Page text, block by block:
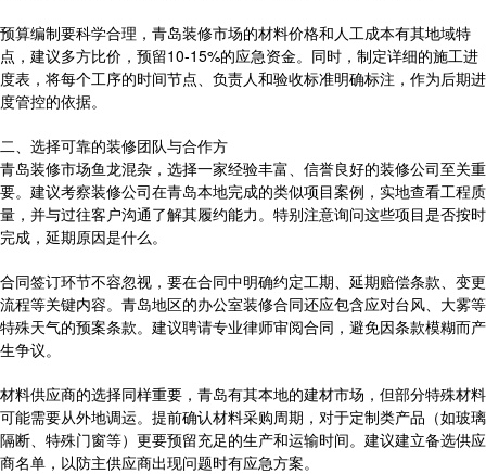
预算编制要科学合理，青岛装修市场的材料价格和人工成本有其地域特
点，建议多方比价，预留10-15%的应急资金。同时，制定详细的施工进
度表，将每个工序的时间节点、负责人和验收标准明确标注，作为后期进
度管控的依据。
二、选择可靠的装修团队与合作方
青岛装修市场鱼龙混杂，选择一家经验丰富、信誉良好的装修公司至关重
要。建议考察装修公司在青岛本地完成的类似项目案例，实地查看工程质
量，并与过往客户沟通了解其履约能力。特别注意询问这些项目是否按时
完成，延期原因是什么。
合同签订环节不容忽视，要在合同中明确约定工期、延期赔偿条款、变更
流程等关键内容。青岛地区的办公室装修合同还应包含应对台风、大雾等
特殊天气的预案条款。建议聘请专业律师审阅合同，避免因条款模糊而产
生争议。
材料供应商的选择同样重要，青岛有其本地的建材市场，但部分特殊材料
可能需要从外地调运。提前确认材料采购周期，对于定制类产品（如玻璃
隔断、特殊门窗等）更要预留充足的生产和运输时间。建议建立备选供应
商名单，以防主供应商出现问题时有应急方案。